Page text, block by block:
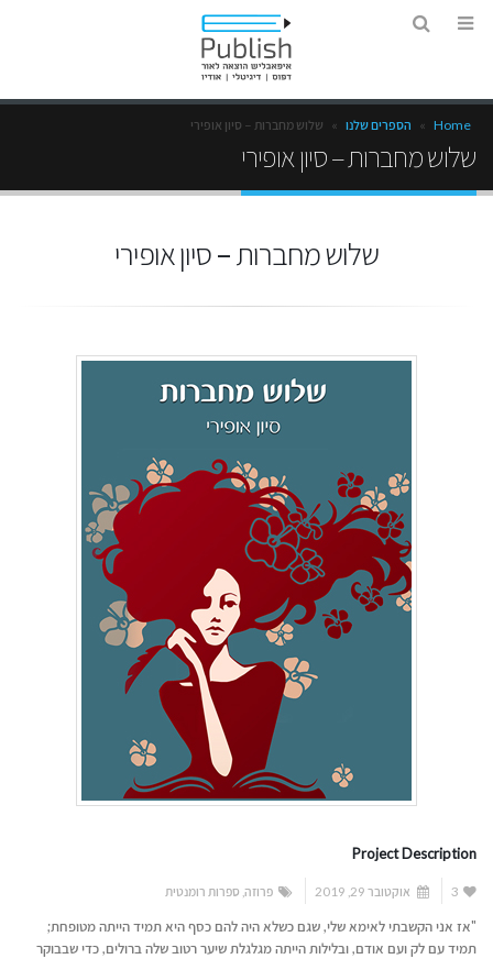
Home
» הספרים שלנו » שלוש מחברות – סיון אופירי
שלוש מחברות – סיון אופירי
שלוש מחברות – סיון אופירי
Project Description
3 אוקטובר 29, 2019 פרוזה ספרות רומנטית
"אז אני הקשבתי לאימא שלי, שגם כשלא היה להם כסף היא תמיד הייתה מטופחת;
תמיד עם לק ועם אודם, ובלילות הייתה מגלגלת שיער רטוב שלה ברולים, כדי שבבוקר